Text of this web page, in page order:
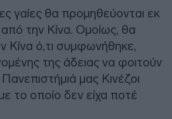
γαίες θα προμηθεύονται εκ
την Κίνα. Ομοίως, θα
Κίνα ό,τι συμφωνήθηκε,
της άδειας να φοιτούν
μας Κινέζοι
το οποίο δεν είχα ποτέ